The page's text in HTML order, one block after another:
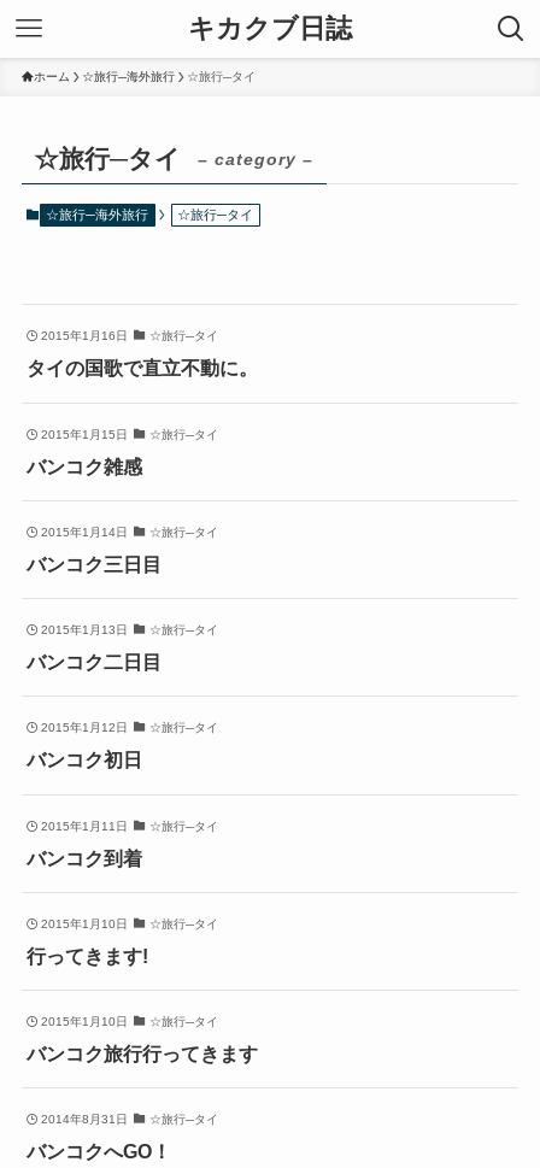
キカクブ日誌
ホーム ☆旅行─海外旅行 ☆旅行─タイ
☆旅行─タイ – category –
☆旅行─海外旅行 ☆旅行─タイ
2015年1月16日 ☆旅行─タイ
タイの国歌で直立不動に。
2015年1月15日 ☆旅行─タイ
バンコク雑感
2015年1月14日 ☆旅行─タイ
バンコク三日目
2015年1月13日 ☆旅行─タイ
バンコク二日目
2015年1月12日 ☆旅行─タイ
バンコク初日
2015年1月11日 ☆旅行─タイ
バンコク到着
2015年1月10日 ☆旅行─タイ
行ってきます!
2015年1月10日 ☆旅行─タイ
バンコク旅行行ってきます
2014年8月31日 ☆旅行─タイ
バンコクへGO！